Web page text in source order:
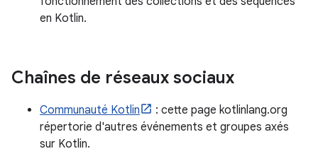
en Kotlin.
Chaînes de réseaux sociaux
Communauté Kotlin
: cette page kotlinlang.org
répertorie d'autres événements et groupes axés
sur Kotlin.